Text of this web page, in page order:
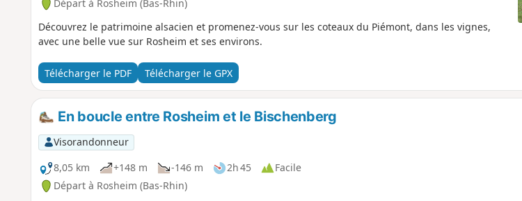
Départ à Rosheim (Bas-Rhin)
Découvrez le patrimoine alsacien et promenez-vous sur les coteaux du Piémont, dans les vignes,
avec une belle vue sur Rosheim et ses environs.
Télécharger le PDF Télécharger le GPX
En boucle entre Rosheim et le Bischenberg
Visorandonneur
8,05 km
+148 m -146 m 2h 45
Facile
Départ à Rosheim (Bas-Rhin)